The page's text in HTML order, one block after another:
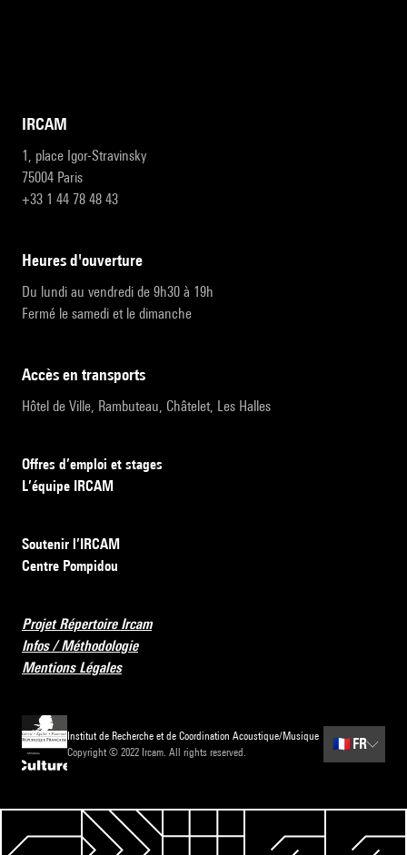
IRCAM
1, place Igor-Stravinsky
75004 Paris
+33 1 44 78 48 43
heures d'ouverture
Du lundi au vendredi de 9h30 à 19h
Fermé le samedi et le dimanche
accès en transports
Hôtel de Ville, Rambuteau, Châtelet, Les Halles
Offres d’emploi et stages
L’équipe IRCAM
Soutenir l’IRCAM
Centre Pompidou
Projet Répertoire Ircam
Infos / Méthodologie
Mentions Légales
Institut de Recherche et de Coordination Acoustique/Musique
Copyright © 2022 Ircam. All rights reserved.
🇫🇷 FR